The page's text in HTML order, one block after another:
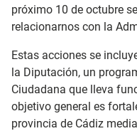
próximo 10 de octubre
relacionarnos con la
Estas acciones se
la Diputación, un
Ciudadana que lleva
objetivo general es
provincia de Cádiz